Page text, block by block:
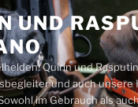
UND
Quirin und
und auch unsere
im Gebrauch als